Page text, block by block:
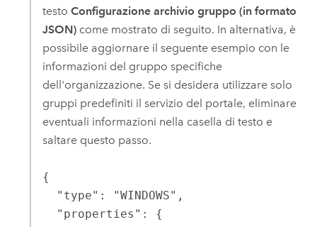
testo Configurazione archivio gruppo (in formato
JSON)come mostrato di seguito. In alternativa, è
possibile aggiornare il seguente esempio con le
informazioni del gruppo specifiche
dell'organizzazione. Se si desidera utilizzare solo
gruppi predefiniti il servizio del portale, eliminare
eventuali informazioni nella casella di testo e
saltare questo passo.
{